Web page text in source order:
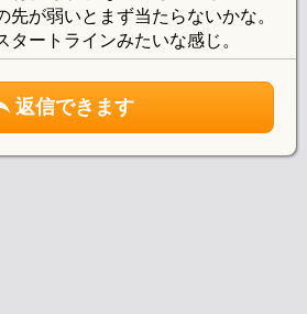
先が弱いとまず当たらないかな。
タートラインみたいな感じ。
返信できます